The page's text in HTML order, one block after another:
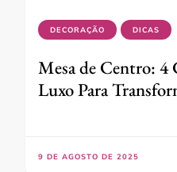
DECORAÇÃO DICAS
Mesa de Centro: 4
Luxo Para
9 DE AGOSTO DE 2025